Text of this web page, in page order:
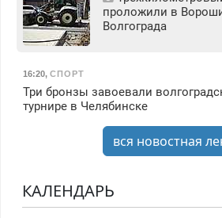
проложили в
Волгограда
16:20, СПОРТ
Три бронзы завоевали
турнире в Челябинске
вся новостная
КАЛЕНДАРЬ